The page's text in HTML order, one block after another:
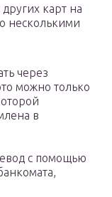
карт на
несколькими
через
можно только
в
с помощью